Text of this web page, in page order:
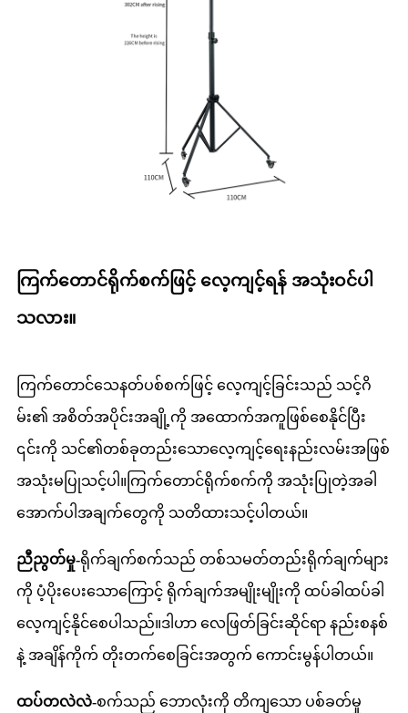
ကြက်တောင်ရိုက်စက်ဖြင့် လေ့ကျင့်ရန် အသုံးဝင်ပါ
သလား။
ကြက်တောင်သေနတ်ပစ်စက်ဖြင့် လေ့ကျင့်ခြင်းသည် သင့်ဂိ
မ်း၏ အစိတ်အပိုင်းအချို့ကို အထောက်အကူဖြစ်စေနိုင်ပြီး
၎င်းကို သင်၏တစ်ခုတည်းသောလေ့ကျင့်ရေးနည်းလမ်းအဖြစ်
အသုံးမပြုသင့်ပါ။ကြက်တောင်ရိုက်စက်ကို အသုံးပြုတဲ့အခါ
အောက်ပါအချက်တွေကို သတိထားသင့်ပါတယ်။
ညီညွတ်မှု-ရိုက်ချက်စက်သည် တစ်သမတ်တည်းရိုက်ချက်များ
ကို ပံ့ပိုးပေးသောကြောင့် ရိုက်ချက်အမျိုးမျိုးကို ထပ်ခါထပ်ခါ
လေ့ကျင့်နိုင်စေပါသည်။ဒါဟာ လေဖြတ်ခြင်းဆိုင်ရာ နည်းစနစ်
နဲ့ အချိန်ကိုက် တိုးတက်စေခြင်းအတွက် ကောင်းမွန်ပါတယ်။
ထပ်တလဲလဲ-စက်သည် ဘောလုံးကို တိကျသော ပစ်ခတ်မှု